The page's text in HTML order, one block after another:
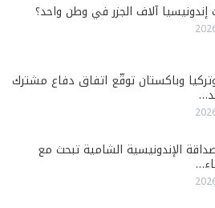
آلاف الجزر في وطن واحد؟
وباكستان توقّع اتفاق دفاع مشترك
الإندونيسية الشامية تبحث مع